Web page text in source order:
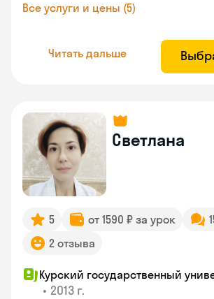
Все услуги и цены (5)
Читать дальше
Светлана
5 от 1590 ₽ за урок
2 отзыва
Курский государственный
• 2013 г.